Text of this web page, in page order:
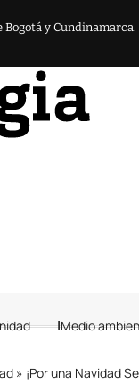
y Cundinamarca.
Medio
» ¡Por una Navidad